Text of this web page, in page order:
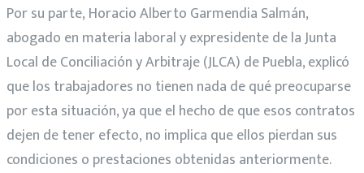
Por su parte, Horacio Alberto Garmendia Salmán,
abogado en materia laboral y expresidente de la Junta
Local de Conciliación y Arbitraje (JLCA) de Puebla, explicó
que los trabajadores no tienen nada de qué preocuparse
por esta situación, ya que el hecho de que esos contratos
dejen de tener efecto, no implica que ellos pierdan sus
condiciones o prestaciones obtenidas anteriormente.